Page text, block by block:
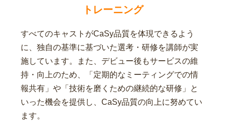
トレーニング
すべてのキャストがCaSy品質を体現できるよう
に、独自の基準に基づいた選考・研修を講師が実
施しています。また、デビュー後もサービスの維
持・向上のため、「定期的なミーティングでの情
報共有」や「技術を磨くための継続的な研修」と
いった機会を提供し、CaSy品質の向上に努めてい
ます。